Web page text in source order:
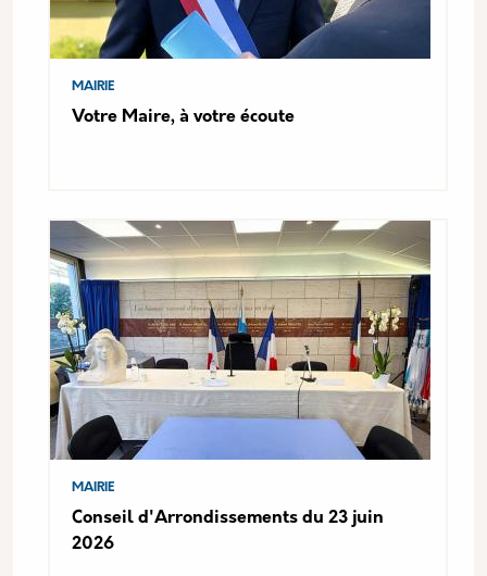
MAIRIE
Votre Maire, à votre écoute
MAIRIE
Conseil d'Arrondissements du 23 juin
2026